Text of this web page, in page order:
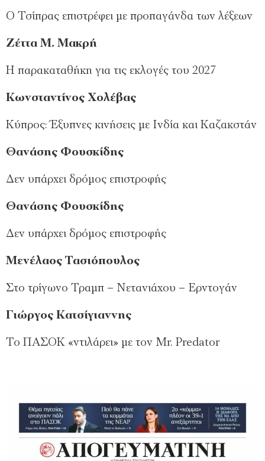
Ο Τσίπρας επιστρέφει με προπαγάνδα των λέξεων
Ζέττα Μ. Μακρή
Η παρακαταθήκη για τις εκλογές του 2027
Κωνσταντίνος Χολέβας
Κύπρος: Έξυπνες κινήσεις με Ινδία και Καζακστάν
Θανάσης Φουσκίδης
Δεν υπάρχει δρόμος επιστροφής
Θανάσης Φουσκίδης
Δεν υπάρχει δρόμος επιστροφής
Μενέλαος Τασιόπουλος
Στο τρίγωνο Τραμπ – Νετανιάχου – Ερντογάν
Γιώργος Κατσίγιαννης
Το ΠΑΣΟΚ «ντιλάρει» με τον Μr. Predator